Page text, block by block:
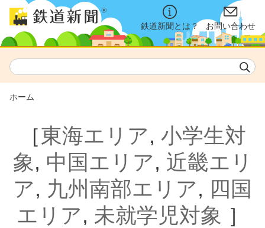
鉄道新聞とは？ お問い合わせ
ホーム
［東海エリア, 小学生対
象, 中国エリア, 近畿エリ
ア, 九州南部エリア, 四国
エリア, 未就学児対象 ］